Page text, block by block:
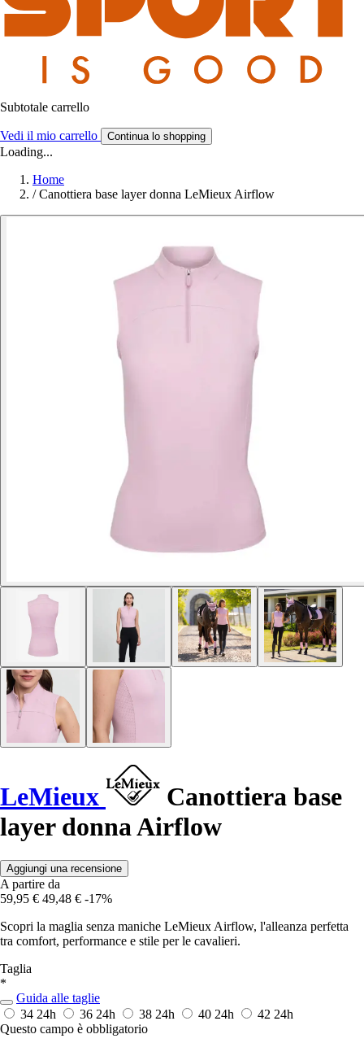
Subtotale carrello
Vedi il mio carrello Continua lo shopping
Loading...
Home
/ Canottiera base layer donna LeMieux Airflow
LeMieux
Canottiera base
layer donna Airflow
Aggiungi una recensione
A partire da
59,95 € 49,48 € -17%
Scopri la maglia senza maniche LeMieux Airflow, l'alleanza perfetta
tra comfort, performance e stile per le cavalieri.
Taglia
*
Guida alle taglie
34 24h 36 24h 38 24h 40 24h 42 24h
Questo campo è obbligatorio